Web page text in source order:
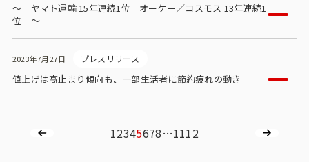
～ ヤマト運輸 15年連続1位 オーケー／コスモス 13年連続1
位 ～
2023年7月27日 プレスリリース
値上げは高止まり傾向も、一部生活者に節約疲れの動き
12345678…1112